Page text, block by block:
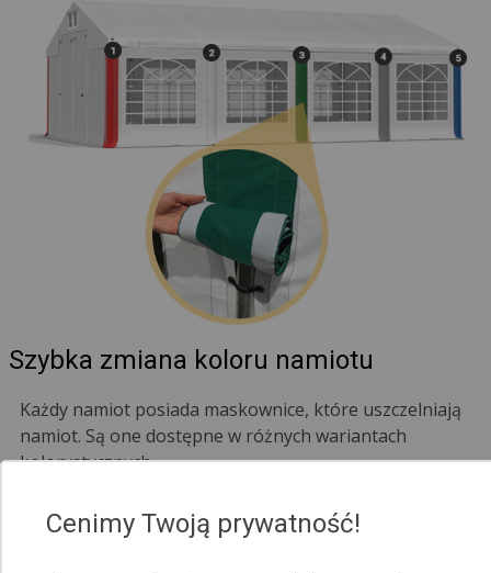
Szybka zmiana koloru namiotu
Każdy namiot posiada maskownice, które uszczelniają
namiot. Są one dostępne w różnych wariantach
kolorystycznych.
Biały
Cenimy Twoją prywatność!